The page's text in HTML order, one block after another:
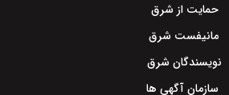
حمایت از شرق
مانیفست شرق
نویسندگان شرق
سازمان آگهی ها